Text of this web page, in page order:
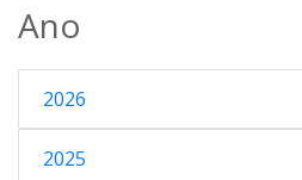
Ano
2026
2025